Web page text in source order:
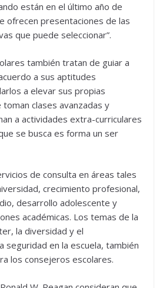
están en el último año de
ofrecen presentaciones de las
que puede seleccionar”.
también tratan de guiar a
a sus aptitudes
a elevar sus propias
clases avanzadas y
a actividades extra-curriculares
se busca es forma un ser
de consulta en áreas tales
crecimiento profesional,
desarrollo adolescente y
académicas. Los temas de la
la diversidad y el
seguridad en la escuela, también
los consejeros escolares.